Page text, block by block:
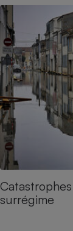
surrégime